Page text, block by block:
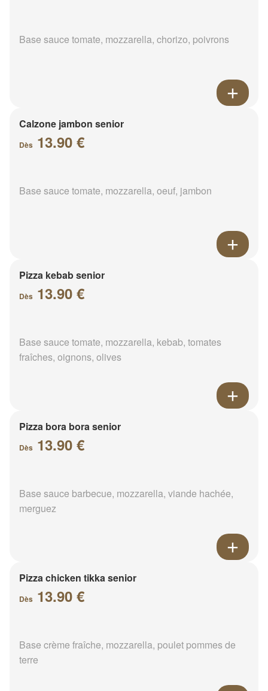
Base sauce tomate, mozzarella, chorizo, poivrons
Calzone jambon senior
Dès 13.90 €
Base sauce tomate, mozzarella, oeuf, jambon
Pizza kebab senior
Dès 13.90 €
Base sauce tomate, mozzarella, kebab, tomates
fraîches, oignons, olives
Pizza bora bora senior
Dès 13.90 €
Base sauce barbecue, mozzarella, viande hachée,
merguez
Pizza chicken tikka senior
Dès 13.90 €
Base crème fraîche, mozzarella, poulet pommes de
terre